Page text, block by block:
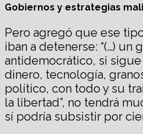
Gobiernos y estrategias
Pero agregó que ese
iban a detenerse: “(…) un
antidemocrático, si
dinero, tecnología,
político, con todo y su
la libertad”, no tendrá
sí podría subsistir por